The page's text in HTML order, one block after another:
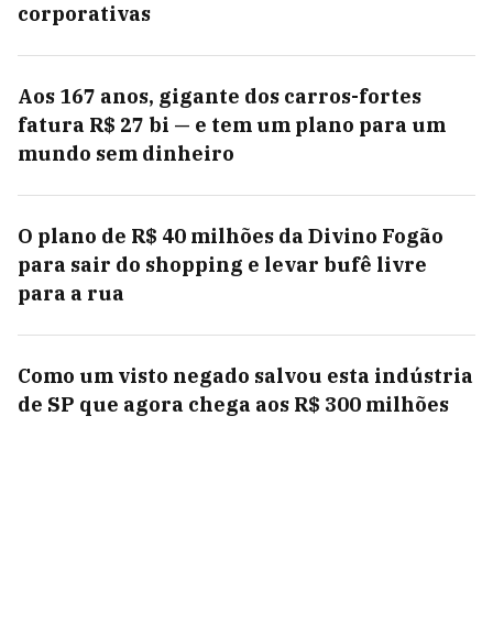
corporativas
Aos 167 anos, gigante dos carros-fortes
fatura R$ 27 bi — e tem um plano para um
mundo sem dinheiro
O plano de R$ 40 milhões da Divino Fogão
para sair do shopping e levar bufê livre
para a rua
Como um visto negado salvou esta indústria
de SP que agora chega aos R$ 300 milhões